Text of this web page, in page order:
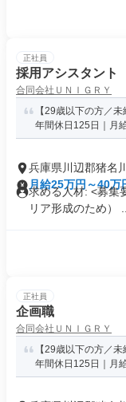
正社員
採用アシスタント
合同会社ＵＮＩＧＲＹ
【29歳以下の方／
年間休日125日｜月
兵庫県川辺郡猪名
月給25万円～40万
求める人材: <募集
リア形成のため） ...
正社員
企画職
合同会社ＵＮＩＧＲＹ
【29歳以下の方／
年間休日125日｜月